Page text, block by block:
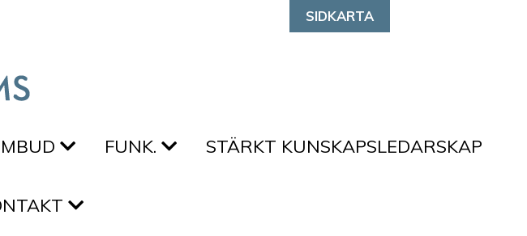
SIDKARTA
FUNK. STÄRKT KUNSKAPSLEDARSKAP